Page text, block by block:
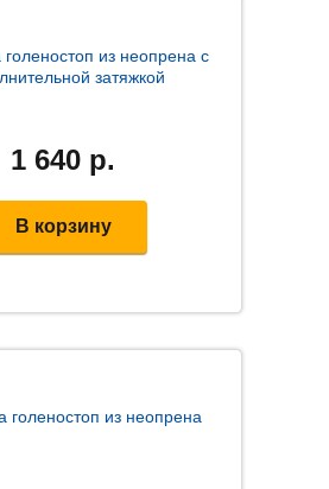
из неопрена с
затяжкой
1 640 р.
В корзину
голеностоп из неопрена